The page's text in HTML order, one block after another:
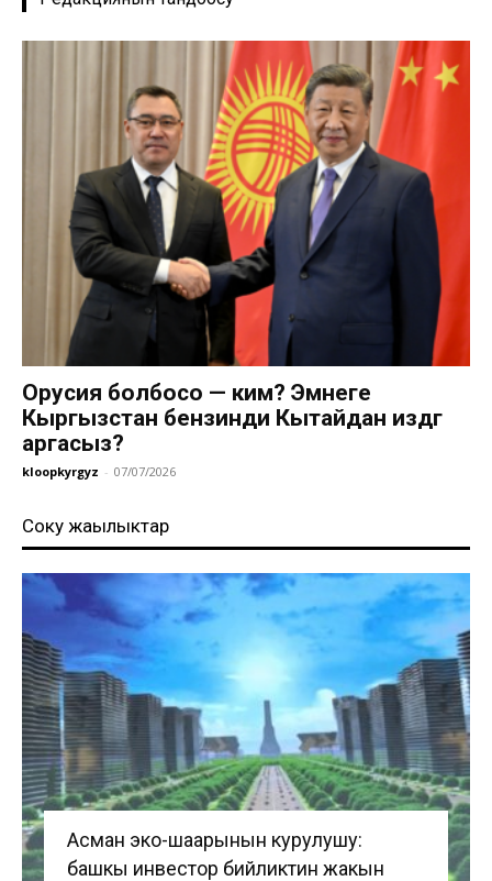
Орусия болбосо — ким? Эмнеге
Кыргызстан бензинди Кытайдан издөөгө
аргасыз?
kloopkyrgyz - 07/07/2026
Соңку жаңылыктар
Асман эко-шаарынын курулушу:
башкы инвестор бийликтин жакын